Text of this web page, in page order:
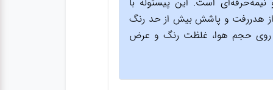
افزایش داده و مانع از هدررفت و پاشش بیش از حد رنگ
بر روی حجم هوا، غلظت رنگ و عرض